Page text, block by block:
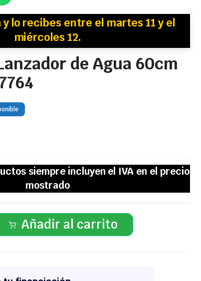
y lo recibes entre el martes 11 y el
miércoles 12.
de Agua 60cm
Añadir al carrito